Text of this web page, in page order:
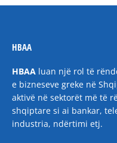
HBAA
HBAA luan një rol të
e bizneseve greke në
aktivë në sektorët më të
shqiptare si ai bankar,
industria, ndërtimi etj.